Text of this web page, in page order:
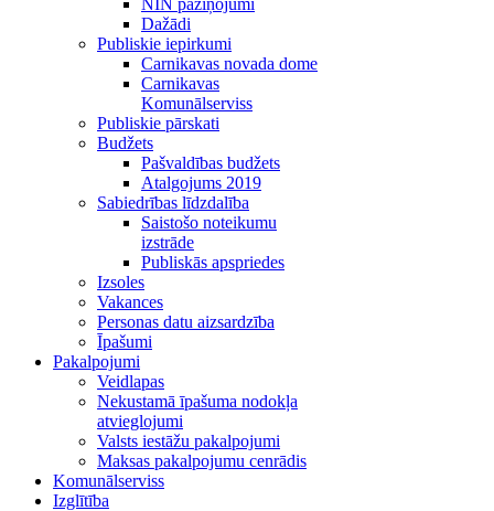
NĪN paziņojumi
Dažādi
Publiskie iepirkumi
Carnikavas novada dome
Carnikavas
Komunālserviss
Publiskie pārskati
Budžets
Pašvaldības budžets
Atalgojums 2019
Sabiedrības līdzdalība
Saistošo noteikumu
izstrāde
Publiskās apspriedes
Izsoles
Vakances
Personas datu aizsardzība
Īpašumi
Pakalpojumi
Veidlapas
Nekustamā īpašuma nodokļa
atvieglojumi
Valsts iestāžu pakalpojumi
Maksas pakalpojumu cenrādis
Komunālserviss
Izglītība